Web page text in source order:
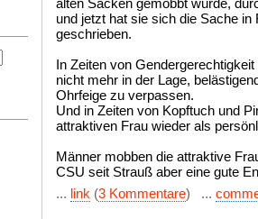
alten Säcken gemobbt wurde,
und jetzt hat sie sich die Sache
geschrieben.
In Zeiten von
nicht mehr in der Lage,
Ohrfeige zu verpassen.
Und in Zeiten von Kopftuch und
attraktiven Frau wieder als
Männer mobben die attraktive
CSU seit Strauß aber eine gute
... link (3 Kommentare) ...